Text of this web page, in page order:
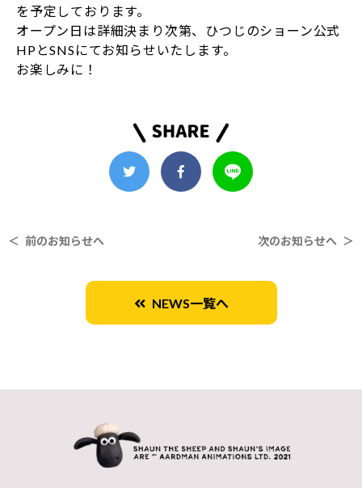
を予定しております。
オープン日は詳細決まり次第、ひつじのショーン公式
HPとSNSにてお知らせいたします。
お楽しみに！
＜ 前のお知らせへ 次のお知らせへ ＞
NEWS一覧へ